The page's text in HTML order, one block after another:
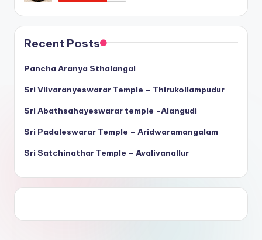
Recent Posts
Pancha Aranya Sthalangal
Sri Vilvaranyeswarar Temple – Thirukollampudur
Sri Abathsahayeswarar temple -Alangudi
Sri Padaleswarar Temple – Aridwaramangalam
Sri Satchinathar Temple – Avalivanallur